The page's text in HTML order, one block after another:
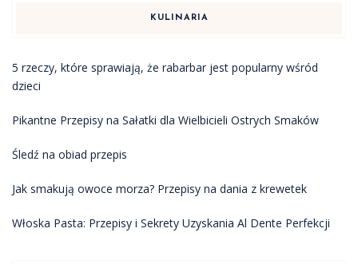
KULINARIA
5 rzeczy, które sprawiają, że rabarbar jest popularny wśród
dzieci
Pikantne Przepisy na Sałatki dla Wielbicieli Ostrych Smaków
Śledź na obiad przepis
Jak smakują owoce morza? Przepisy na dania z krewetek
Włoska Pasta: Przepisy i Sekrety Uzyskania Al Dente Perfekcji